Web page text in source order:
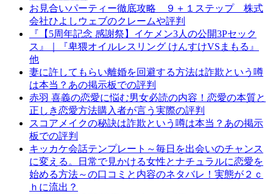
お見合いパーティー徹底攻略 ９＋１ステップ 株式
会社ひよしウェブのクレームや評判
『【5周年記念 感謝祭】イケメン3人の公開3Pセック
ス』｜『卑猥オイルレスリング けんすけVSまもる』
他
妻に許してもらい離婚を回避する方法は詐欺という噂
は本当？あの掲示板での評判
赤羽 喜義の恋愛に悩む男女必読の内容！恋愛の本質と
正しき恋愛方法購入者が言う実際の評判
スコアメイクの秘訣は詐欺という噂は本当？あの掲示
板での評判
キッカケ会話テンプレート～毎日を出会いのチャンス
に変える。日常で見かける女性とナチュラルに恋愛を
始める方法～の口コミと内容のネタバレ！実態が２ｃ
ｈに流出？